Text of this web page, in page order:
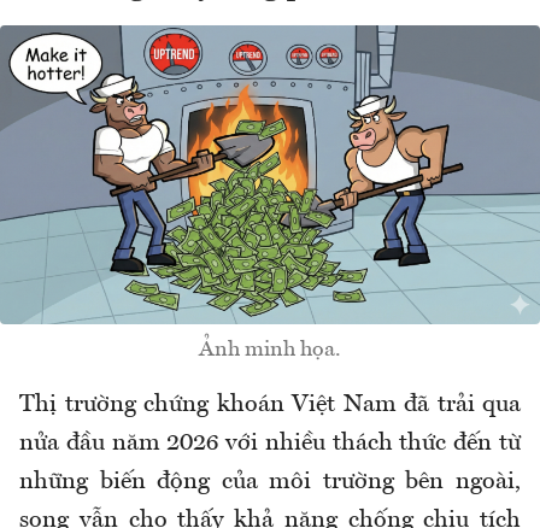
Ảnh minh họa.
Thị trường chứng khoán Việt Nam đã trải qua
nửa đầu năm 2026 với nhiều thách thức đến từ
những biến động của môi trường bên ngoài,
song vẫn cho thấy khả năng chống chịu tích